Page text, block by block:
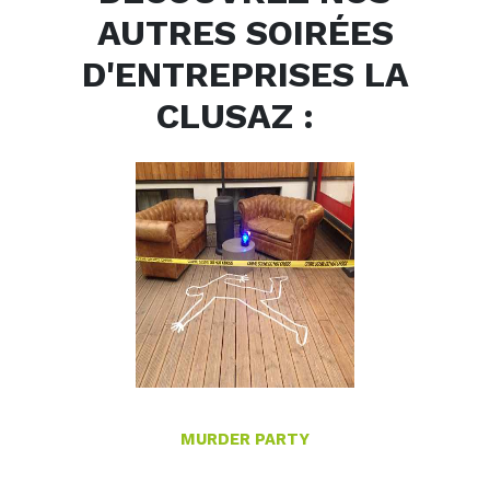
AUTRES SOIRÉES
D'ENTREPRISES LA
CLUSAZ :
MURDER PARTY